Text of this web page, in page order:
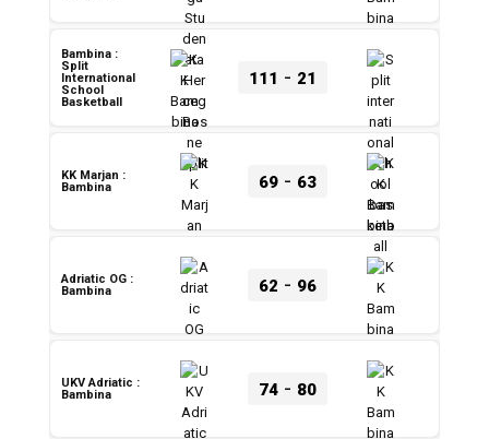
111 - 21
Bambina :
Split
International
School
Basketball
69- 63
KK Marjan :
Bambina
62 - 96
Adriatic OG :
Bambina
74- 80
UKV Adriatic :
Bambina